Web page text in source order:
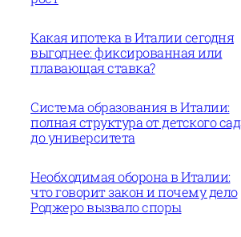
Какая ипотека в Италии сегодня
выгоднее: фиксированная или
плавающая ставка?
Система образования в Италии:
полная структура от детского
до университета
Необходимая оборона в Италии:
что говорит закон и почему дело
Роджеро вызвало споры